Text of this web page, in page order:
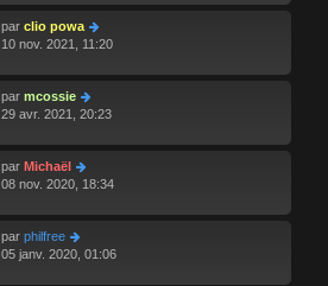
par clio powa
10 nov. 2021, 11:20
par mcossie
29 avr. 2021, 20:23
par Michaël
08 nov. 2020, 18:34
par philfree
05 janv. 2020, 01:06